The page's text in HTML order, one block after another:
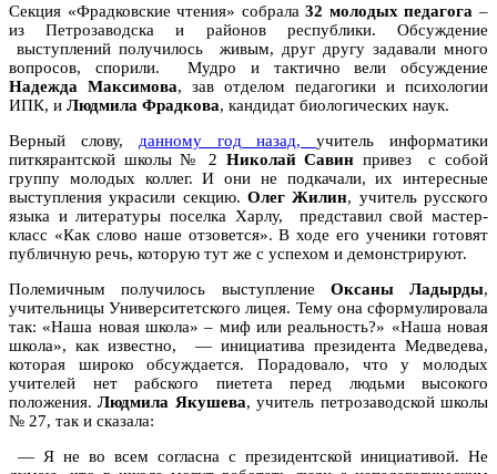
Секция «Фрадковские чтения» собрала32 молодых педагога –
из Петрозаводска и районов республики. Обсуждение
выступлений получилось
живым, друг другу задавали много
вопросов, спорили.
Мудро и тактично вели обсуждение
Надежда Максимова, зав отделом педагогики и психологии
ИПК, и Людмила Фрадкова, кандидат биологических наук.
Верный слову, данному год назад,учитель информатики
питкярантской школы № 2 Николай Савин привез
с собой
группу молодых коллег. И они не подкачали, их интересные
выступления украсили секцию. Олег Жилин, учитель русского
языка и литературы поселка Харлу,
представил свой мастер-
класс «Как слово наше отзовется». В ходе его ученики готовят
публичную речь, которую тут же с успехом и демонстрируют.
Полемичным получилось выступление Оксаны Ладырды,
учительницы Университетского лицея. Тему она сформулировала
так: «Наша новая школа» – миф или реальность?» «Наша новая
школа», как известно,
— инициатива президента Медведева,
которая широко обсуждается. Порадовало, что у молодых
учителей нет рабского пиетета перед людьми высокого
положения.Людмила Якушева, учитель петрозаводской школы
№ 27, так и сказала:
— Я не во всем согласна с президентской инициативой. Не